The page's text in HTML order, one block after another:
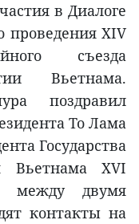
в Диалоге
проведения XIV
съезда
Вьетнама.
поздравил
То Лама
Государства
Вьетнама XVI
между двумя
контакты на